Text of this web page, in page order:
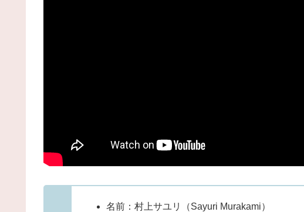
名前：村上サユリ（Sayuri Murakami）